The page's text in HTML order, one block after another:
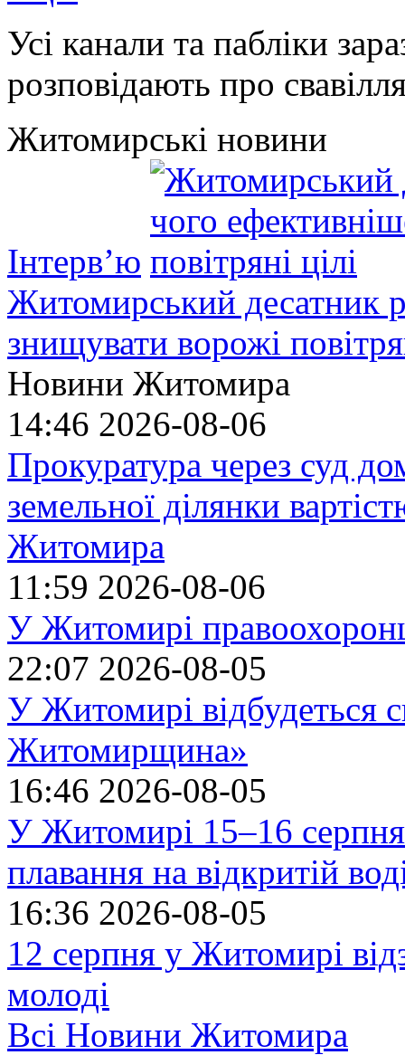
Усі канали та пабліки
розповідають про
Житомирські новини
Інтерв’ю
Житомирський десатник
знищувати ворожі
Новини Житомира
14:46 2026-08-06
Прокуратура через суд
земельної ділянки
Житомира
11:59 2026-08-06
У Житомирі
22:07 2026-08-05
У Житомирі відбудеться
Житомирщина»
16:46 2026-08-05
У Житомирі 15–16 серпня
плавання на відкритій
16:36 2026-08-05
12 серпня у Житомирі
молоді
Всі Новини Житомира